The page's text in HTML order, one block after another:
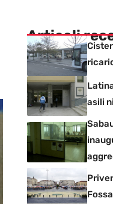
Articoli
asili